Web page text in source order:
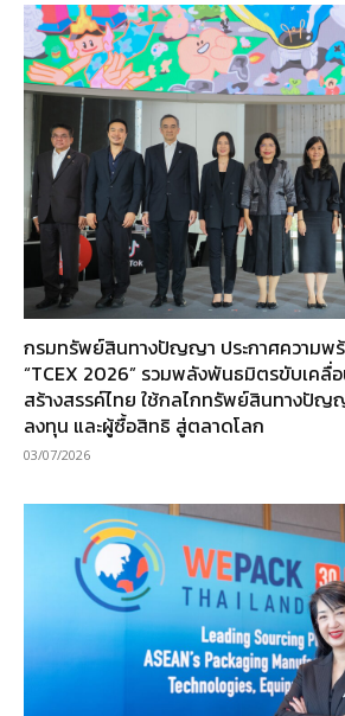
กรมทรัพย์สินทางปัญญา ประกาศความพร้
“TCEX 2026” รวมพลังพันธมิตรขับเคลื่
สร้างสรรค์ไทย ใช้กลไกทรัพย์สินทางปัญ
ลงทุน และผู้ซื้อสิทธิ สู่ตลาดโลก
03/07/2026